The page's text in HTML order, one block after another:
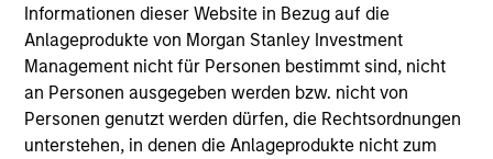
Informationen dieser Website in Bezug auf die
Anlageprodukte von Morgan Stanley Investment
Management nicht für Personen bestimmt sind, nicht
an Personen ausgegeben werden bzw. nicht von
Personen genutzt werden dürfen, die Rechtsordnungen
unterstehen, in denen die Anlageprodukte nicht zum
Expertise
We help treasury professionals and other
clients navigate the ever-evolving cash